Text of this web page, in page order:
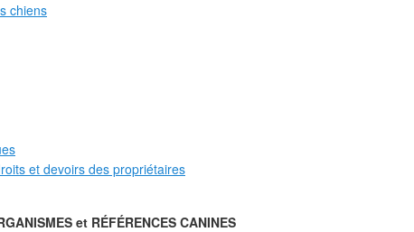
chiens
et devoirs des propriétaires
et RÉFÉRENCES CANINES